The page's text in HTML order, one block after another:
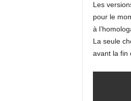
Les
pour le
à
La seule
avant la fin